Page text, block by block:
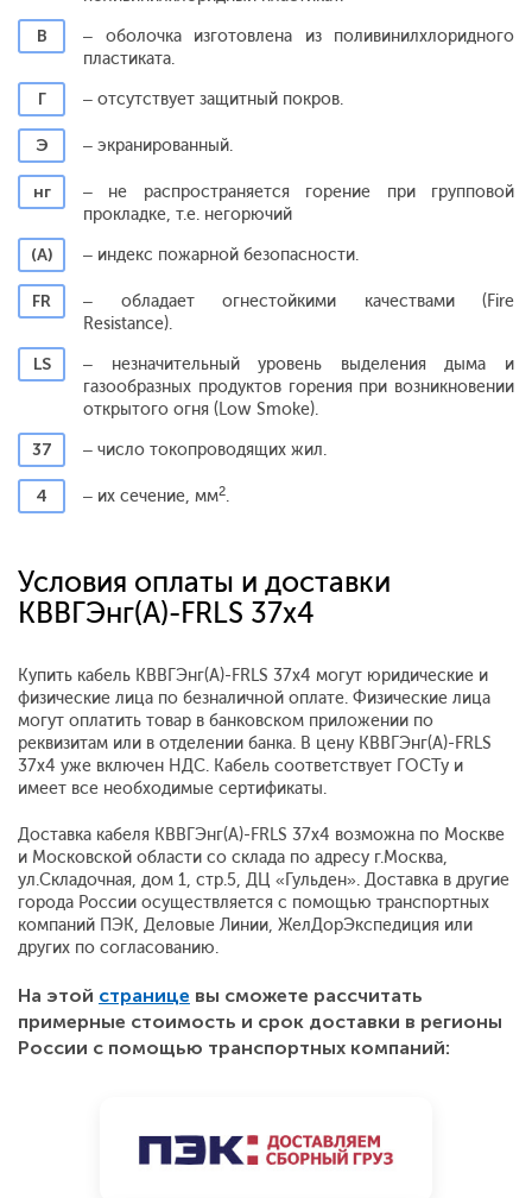
В
– оболочка изготовлена из поливинилхлоридного
пластиката.
Г
– отсутствует защитный покров.
Э – экранированный.
нг
– не распространяется горение при групповой
прокладке, т.е. негорючий
(А)
– индекс пожарной безопасности.
FR
– обладает огнестойкими качествами (Fire
Resistance).
LS
– незначительный уровень выделения дыма и
газообразных продуктов горения при возникновении
открытого огня (Low Smoke).
37
– число токопроводящих жил.
4 – их сечение, мм2.
Условия оплаты и доставки
КВВГЭнг(A)-FRLS 37x4
Купить кабель КВВГЭнг(A)-FRLS 37x4 могут юридические и
физические лица по безналичной оплате. Физические лица
могут оплатить товар в банковском приложении по
реквизитам или в отделении банка. В цену КВВГЭнг(A)-FRLS
37x4 уже включен НДС. Кабель соответствует ГОСТу и
имеет все необходимые сертификаты.
Доставка кабеля КВВГЭнг(A)-FRLS 37x4 возможна по Москве
и Московской области со склада по адресу г.Москва,
ул.Складочная, дом 1, стр.5, ДЦ «Гульден». Доставка в другие
города России осуществляется с помощью транспортных
компаний ПЭК, Деловые Линии, ЖелДорЭкспедиция или
других по согласованию.
На этой странице вы сможете рассчитать
примерные стоимость и срок доставки в регионы
России с помощью транспортных компаний: